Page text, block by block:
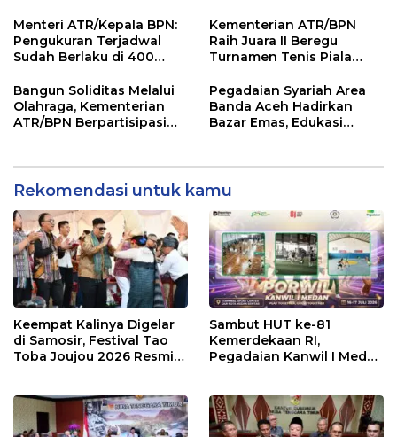
Korupsi serta Penguatan
Ekonomi Daerah
Profesional dan
Berintegritas
Menteri ATR/Kepala BPN:
Pengukuran Terjadwal
Sudah Berlaku di 400
Kementerian ATR/BPN
Raih Juara II Beregu
Turnamen Tenis Piala
2026
Bangun Soliditas Melalui
Olahraga, Kementerian
ATR/BPN Berpartisipasi
Jakarta 2026
Pegadaian Syariah Area
Banda Aceh Hadirkan
Bazar Emas, Edukasi
Rekomendasi untuk kamu
Keempat Kalinya Digelar
di Samosir, Festival Tao
Toba Joujou 2026 Resmi
Sambut HUT ke-81
Kemerdekaan RI,
Pegadaian Kanwil I Medan
Grow Together”